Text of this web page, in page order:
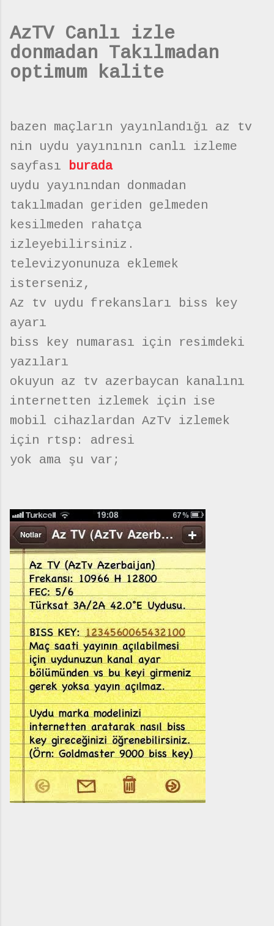
AzTV Canlı izle
donmadan Takılmadan
optimum kalite
bazen maçların yayınlandığı az tv
nin uydu yayınının canlı izleme
sayfası burada
uydu yayınından donmadan
takılmadan geriden gelmeden
kesilmeden rahatça
izleyebilirsiniz.
televizyonunuza eklemek
isterseniz,
Az tv uydu frekansları biss key
ayarı
biss key numarası için resimdeki
yazıları
okuyun az tv azerbaycan kanalını
internetten izlemek için ise
mobil cihazlardan AzTv izlemek
için rtsp: adresi
yok ama şu var;